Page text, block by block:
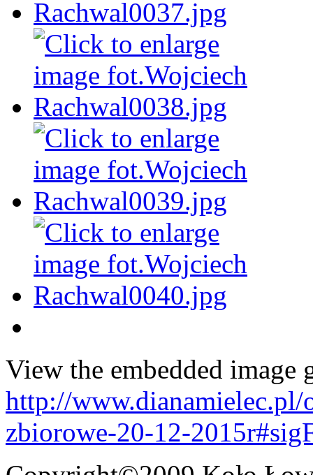
View the embedded image
http://
zbiorowe-20-12-